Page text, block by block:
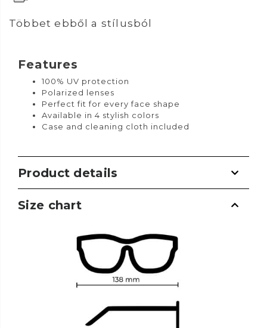
Többet ebből a stílusból
Features
100% UV protection
Polarized lenses
Perfect fit for every face shape
Available in 4 stylish colors
Case and cleaning cloth included
Product details
Size chart